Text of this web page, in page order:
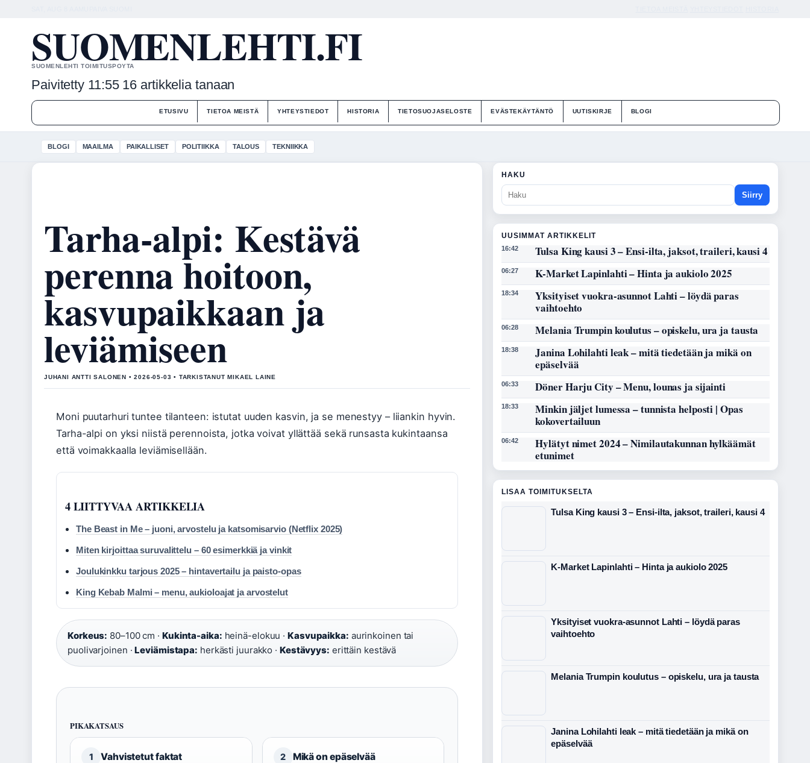
SUOMENLEHTI.FI
SUOMENLEHTI TOIMITUSPOYTA
Paivitetty 11:55 16 artikkelia tanaan
ETUSIVU TIETOA MEISTÄ YHTEYSTIEDOT HISTORIA TIETOSUOJASELOSTE EVÄSTEKÄYTÄNTÖ UUTISKIRJE BLOGI
BLOGI MAAILMA PAIKALLISET POLITIIKKA TALOUS TEKNIIKKA
Tarha-alpi: Kestävä
perenna hoitoon,
kasvupaikkaan ja
leviämiseen
JUHANI ANTTI SALONEN • 2026-05-03 • TARKISTANUT MIKAEL LAINE
Moni puutarhuri tuntee tilanteen: istutat uuden kasvin, ja se menestyy – liiankin hyvin.
Tarha-alpi on yksi niistä perennoista, jotka voivat yllättää sekä runsasta kukintaansa
että voimakkaalla leviämisellään.
4 LIITTYVAA ARTIKKELIA
The Beast in Me – juoni, arvostelu ja katsomisarvio (Netflix 2025)
Miten kirjoittaa suruvalittelu – 60 esimerkkiä ja vinkit
Joulukinkku tarjous 2025 – hintavertailu ja paisto-opas
King Kebab Malmi – menu, aukioloajat ja arvostelut
Korkeus: 80–100 cm · Kukinta-aika: heinä-elokuu ·Kasvupaikka: aurinkoinen tai
puolivarjoinen ·Leviämistapa: herkästi juurakko · Kestävyys: erittäin kestävä
PIKAKATSAUS
1 Vahvistetut faktat 2 Mikä on epäselvää
HAKU
Siirry
UUSIMMAT ARTIKKELIT
16:42 Tulsa King kausi 3 – Ensi-ilta, jaksot, traileri, kausi 4
06:27 K-Market Lapinlahti – Hinta ja aukiolo 2025
18:34
Yksityiset vuokra-asunnot Lahti – löydä paras
vaihtoehto
06:28 Melania Trumpin koulutus – opiskelu, ura ja tausta
18:38
Janina Lohilahti leak – mitä tiedetään ja mikä on
epäselvää
06:33 Döner Harju City – Menu, lounas ja sijainti
18:33
Minkin jäljet lumessa – tunnista helposti | Opas
kokovertailuun
06:42
Hylätyt nimet 2024 – Nimilautakunnan hylkäämät
etunimet
LISAA TOIMITUKSELTA
Tulsa King kausi 3 – Ensi-ilta, jaksot, traileri, kausi 4
K-Market Lapinlahti – Hinta ja aukiolo 2025
Yksityiset vuokra-asunnot Lahti – löydä paras
vaihtoehto
Melania Trumpin koulutus – opiskelu, ura ja tausta
Janina Lohilahti leak – mitä tiedetään ja mikä on
epäselvää